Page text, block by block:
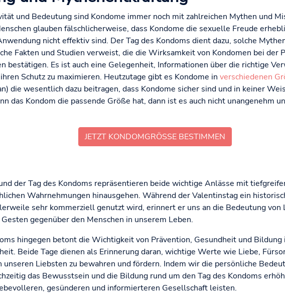
und Bedeutung sind Kondome immer noch mit zahlreichen Mythen und
glauben fälschlicherweise, dass Kondome die sexuelle Freude
nicht effektiv sind. Der Tag des Kondoms dient dazu, solche
Fakten und Studien verweist, die die Wirksamkeit von Kondomen bei der
bestätigen. Es ist auch eine Gelegenheit, Informationen über die richtige
Schutz zu maximieren. Heutzutage gibt es Kondome in verschiedenen
die wesentlich dazu beitragen, dass Kondome sicher sind und in keiner
das Kondom die passende Größe hat, dann ist es auch nicht unangenehm
JETZT KONDOMGRÖSSE BESTIMMEN
der Tag des Kondoms repräsentieren beide wichtige Anlässe mit
Wahrnehmungen hinausgehen. Während der Valentinstag ein
sehr kommerziell genutzt wird, erinnert er uns an die Bedeutung von
gegenüber den Menschen in unserem Leben.
hingegen betont die Wichtigkeit von Prävention, Gesundheit und
Beide Tage dienen als Erinnerung daran, wichtige Werte wie Liebe,
Liebsten zu bewahren und fördern. Indem wir die persönliche
das Bewusstsein und die Bildung rund um den Tag des Kondoms
gesünderen und informierteren Gesellschaft leisten.